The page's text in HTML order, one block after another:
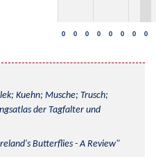
0 0 0 0 0 0 0 0
Kuehn; Musche; Trusch;
der Tagfalter und
Butterflies - A Review